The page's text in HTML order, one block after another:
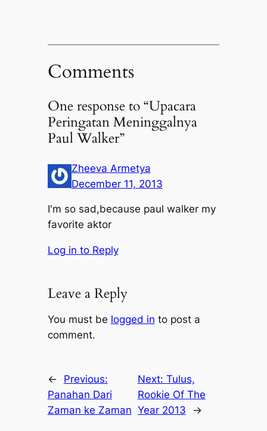
Comments
One response to “Upacara
Peringatan Meninggalnya
Paul Walker”
Zheeva Armetya
December 11, 2013
I'm so sad,because paul walker my
favorite aktor
Log in to Reply
Leave a Reply
You must be logged in to post a
comment.
←
Previous:
Panahan Dari
Zaman ke Zaman
Next: Tulus,
Rookie Of The
Year 2013
→